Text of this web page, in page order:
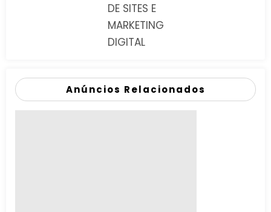
DE SITES E
MARKETING
DIGITAL
Anúncios Relacionados